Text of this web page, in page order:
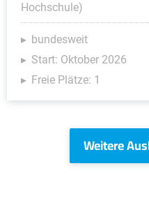
Hochschule)
bundesweit
Start: Oktober 2026
Freie Plätze: 1
Weitere